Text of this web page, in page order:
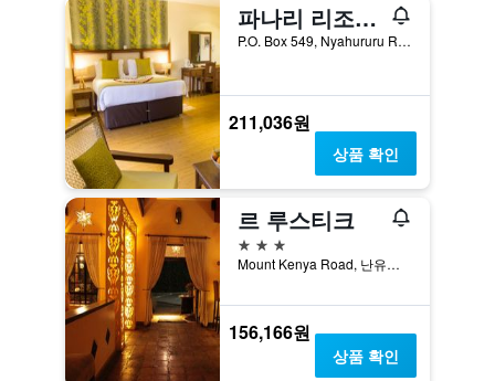
파나리 리조트, BW 시그니처 컬렉션
P.O. Box 549, Nyahururu Road, Nyahururu, 냐후루루, 케냐
211,036원
상품 확인
르 루스티크
3성급
Mount Kenya Road, 난유키, 케냐
156,166원
상품 확인